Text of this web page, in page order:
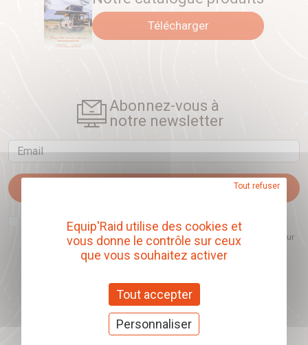
Télécharger
Abonnez-vous à
notre newsletter
Email
comprendre les sujets qui m'intéressent et d'améliorer les contenus
proposés. Ce choix est modifiable à tout moment et reste sans incidence sur
mon inscription.
Offrez nos chèques
cadeaux
Equip'Raid utilise des cookies et
vous donne le contrôle sur ceux
que vous souhaitez activer
Tout accepter
Tout refuser
Personnaliser